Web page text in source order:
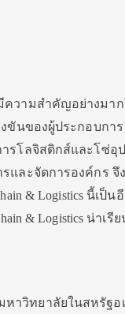
วามสำคัญอย่างมา
ขันของผู้ประกอบกา
รโลจิสติกส์และโซ่อุ
และจัดการองค์กร จึ
& Logistics นี้เป็
& Logistics น่าเรี
หาวิทยาลัยในสหรัฐ